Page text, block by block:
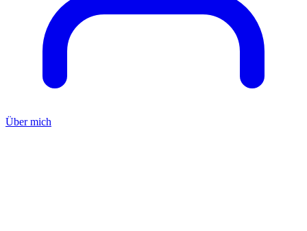
Über mich